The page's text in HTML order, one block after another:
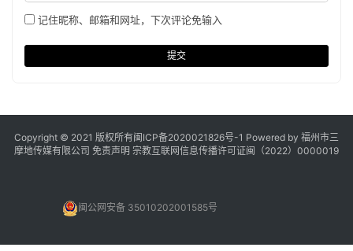
记住昵称、邮箱和网址，下次评论免输入
提交
Copyright © 2021 版权所有闽ICP备2020021826号-1 Powered by 福州市三
摩地传媒有限公司 免责声明 宗教互联网信息传播许可证闽（2022）0000019
闽公网安备 35010202001585号